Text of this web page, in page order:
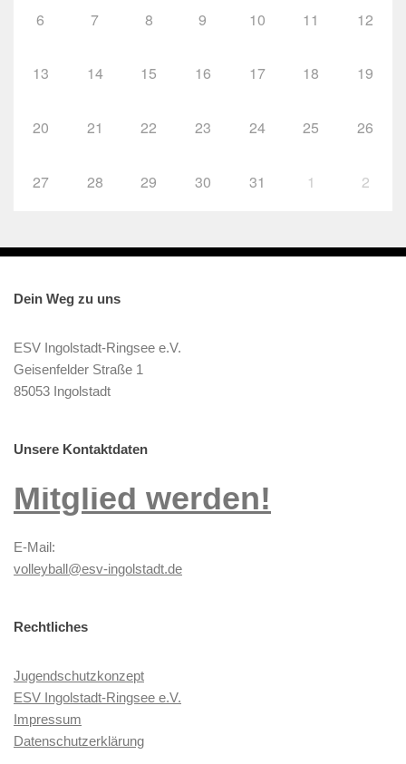
6 7 8 9 10 11 12
13 14 15 16 17 18 19
20 21 22 23 24 25 26
27 28 29 30 31 1 2
Dein Weg zu uns
ESV Ingolstadt-Ringsee e.V.
Geisenfelder Straße 1
85053 Ingolstadt
Unsere Kontaktdaten
Mitglied werden!
E-Mail:
volleyball@esv-ingolstadt.de
Rechtliches
Jugendschutzkonzept
ESV Ingolstadt-Ringsee e.V.
Impressum
Datenschutzerklärung